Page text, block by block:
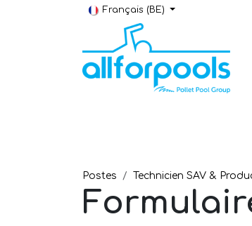
Se rendre au contenu
Français (BE)
Postes Technicien SAV &